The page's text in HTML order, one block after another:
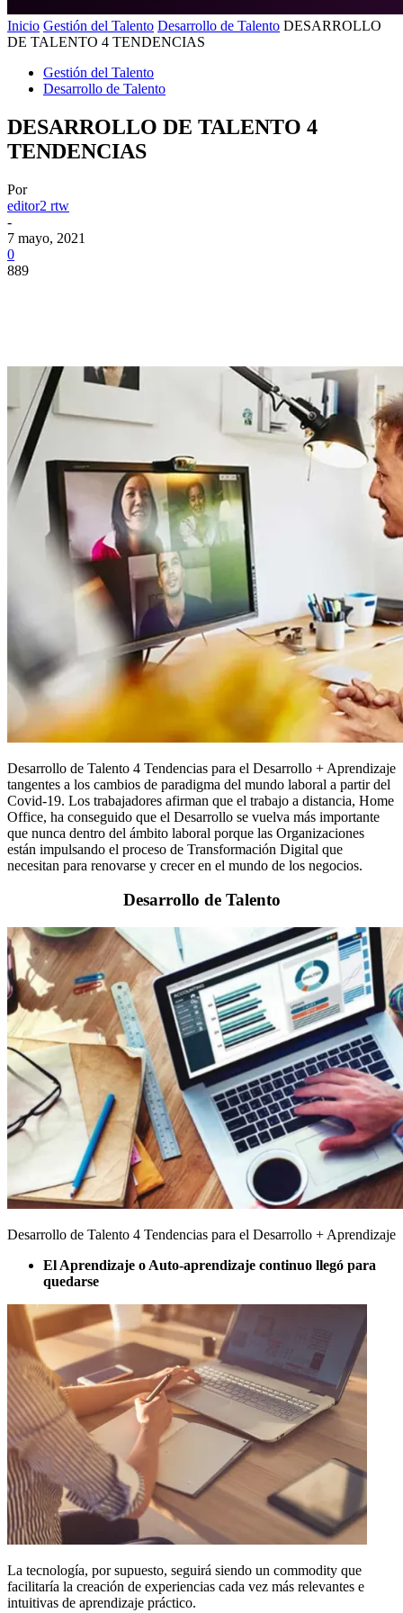
Inicio Gestión del Talento Desarrollo de Talento DESARROLLO
DE TALENTO 4 TENDENCIAS
Gestión del Talento
Desarrollo de Talento
DESARROLLO DE TALENTO 4
TENDENCIAS
Por
editor2 rtw
-
7 mayo, 2021
0
889
Desarrollo de Talento 4 Tendencias para el Desarrollo + Aprendizaje
tangentes a los cambios de paradigma del mundo laboral a partir del
Covid-19. Los trabajadores afirman que el trabajo a distancia, Home
Office, ha conseguido que el Desarrollo se vuelva más importante
que nunca dentro del ámbito laboral porque las Organizaciones
están impulsando el proceso de Transformación Digital que
necesitan para renovarse y crecer en el mundo de los negocios.
Desarrollo de Talento
Desarrollo de Talento 4 Tendencias para el Desarrollo + Aprendizaje
El Aprendizaje o Auto-aprendizaje continuo llegó para
quedarse
La tecnología, por supuesto, seguirá siendo un commodity que
facilitaría la creación de experiencias cada vez más relevantes e
intuitivas de aprendizaje práctico.